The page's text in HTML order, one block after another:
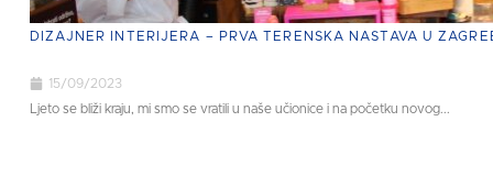
DIZAJNER INTERIJERA – PRVA TERENSKA NASTAVA U
15/09/2023
Ljeto se bliži kraju, mi smo se vratili u naše učionice i na početku novog...